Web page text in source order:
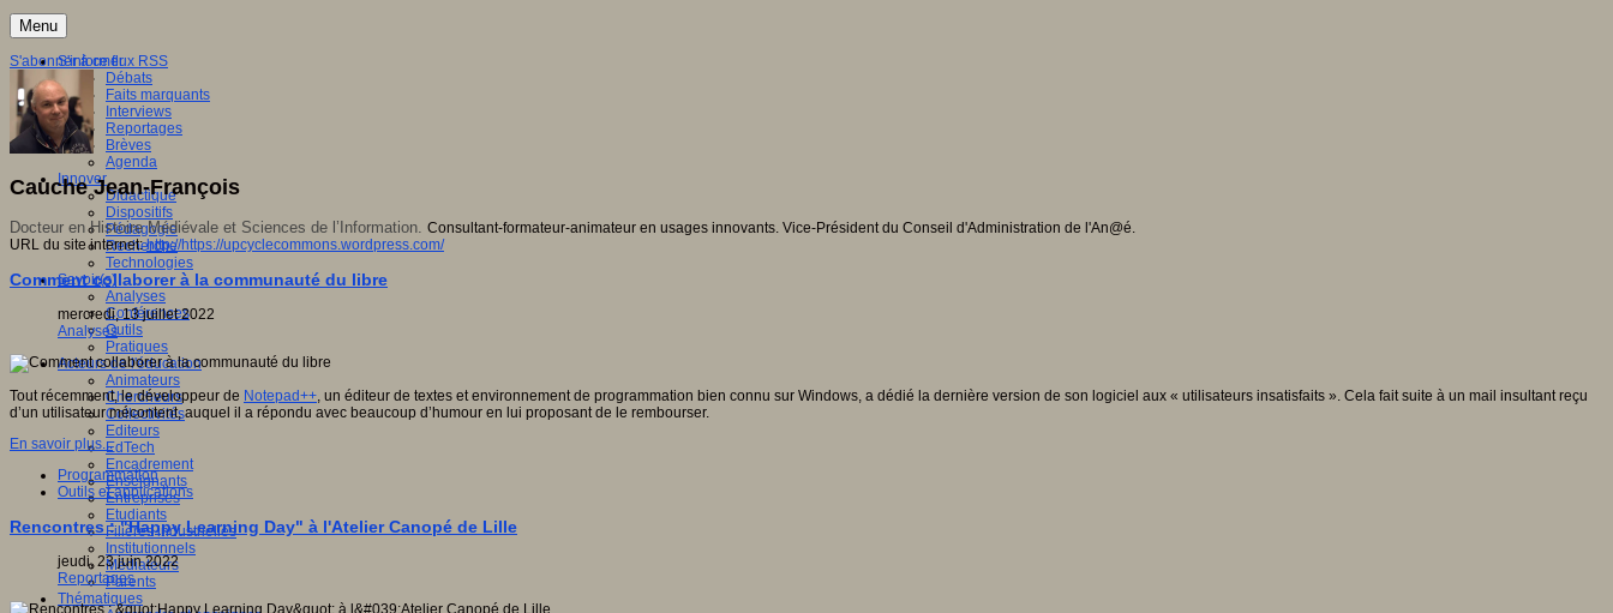
Menu
S'informer
Débats
Faits marquants
Interviews
Reportages
Brèves
Agenda
Innover
Didactique
Dispositifs
Pédagogie
Recherche
Technologies
Savoir(s)
Analyses
Conférences
Outils
Pratiques
Acteurs de l'éducation
Animateurs
Chercheurs
Collectivités
Editeurs
EdTech
Encadrement
Enseignants
Entreprises
Etudiants
Filières industrielles
Institutionnels
Médiateurs
Parents
Thématiques
S'abonner à ce flux RSS
Cauche Jean-François
Docteur en Histoire Médiévale et Sciences de l’Information. Consultant-formateur-animateur en usages innovants. Vice-Président du Conseil d'Administration de l'An@é.
URL du site internet:http://https://upcyclecommons.wordpress.com/
Comment collaborer à la communauté du libre
mercredi, 13 juillet 2022
Analyses
Tout récemment, le développeur de Notepad++, un éditeur de textes et environnement de programmation bien connu sur Windows, a dédié la dernière version de son logiciel aux « utilisateurs insatisfaits ». Cela fait suite à un mail insultant reçu
d’un utilisateur mécontent, auquel il a répondu avec beaucoup d’humour en lui proposant de le rembourser.
En savoir plus...
Programmation
Outils et applications
Rencontres : "Happy Learning Day" à l'Atelier Canopé de Lille
jeudi, 23 juin 2022
Reportages